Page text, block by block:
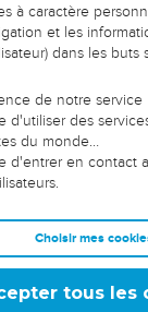
ravage tout chez
Kaftor.
mort. Vous, les
entaillerez-vous
épée du
dans ton
elle du
et lui a confié
à caractère
et les
dans les buts
de notre service
d'utiliser des
du monde…
d'entrer en contact
Choisir mes
tous les